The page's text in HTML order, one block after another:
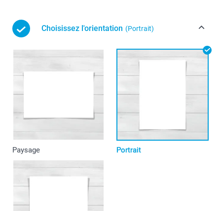
Choisissez l'orientation (Portrait)
Paysage Portrait